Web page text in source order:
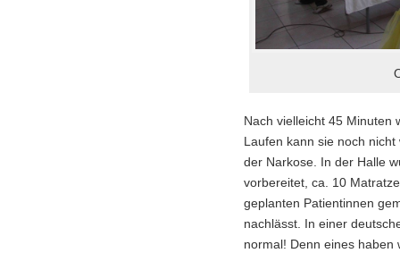
Nach vielleicht 45 Minuten
Laufen kann sie noch nicht
der Narkose. In der Halle
vorbereitet, ca. 10
geplanten Patientinnen
nachlässt. In einer
normal! Denn eines haben